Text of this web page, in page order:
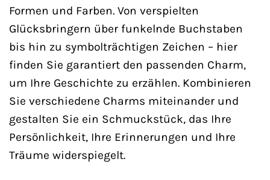
Formen und Farben. Von verspielten
Glücksbringern über funkelnde Buchstaben
bis hin zu symbolträchtigen Zeichen – hier
finden Sie garantiert den passenden Charm,
um Ihre Geschichte zu erzählen. Kombinieren
Sie verschiedene Charms miteinander und
gestalten Sie ein Schmuckstück, das Ihre
Persönlichkeit, Ihre Erinnerungen und Ihre
Träume widerspiegelt.